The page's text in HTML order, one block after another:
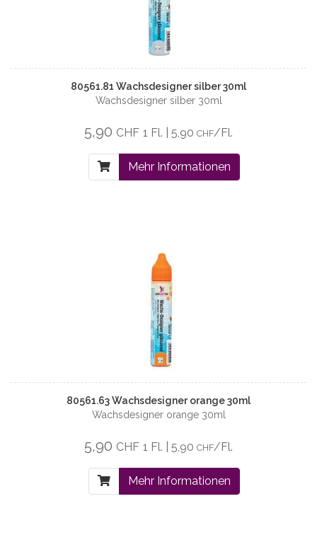
80561.81 Wachsdesigner silber 30ml
Wachsdesigner silber 30ml
5,90 CHF 1 Fl. | 5,90 CHF/Fl.
Mehr Informationen
80561.63 Wachsdesigner orange 30ml
Wachsdesigner orange 30ml
5,90 CHF 1 Fl. | 5,90 CHF/Fl.
Mehr Informationen